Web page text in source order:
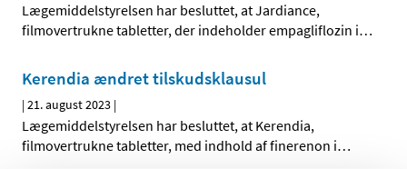
Lægemiddelstyrelsen har besluttet, at Jardiance,
filmovertrukne tabletter, der indeholder empagliflozin i…
Kerendia ændret tilskudsklausul
|21. august 2023 |
Lægemiddelstyrelsen har besluttet, at Kerendia,
filmovertrukne tabletter, med indhold af finerenon i…